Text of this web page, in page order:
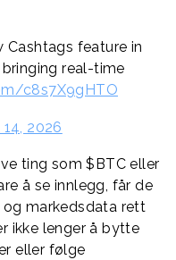
Cashtags feature in
bringing real-time
c8s7X9gHTO
2026
ting som $BTC eller
å se innlegg, får de
markedsdata rett
ikke lenger å bytte
eller følge